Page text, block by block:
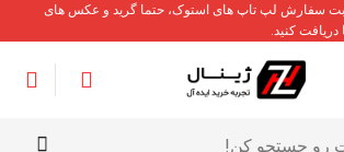
سفارش لپ تاپ های استوک، حتما گرید و عکس های
دریافت کنید.